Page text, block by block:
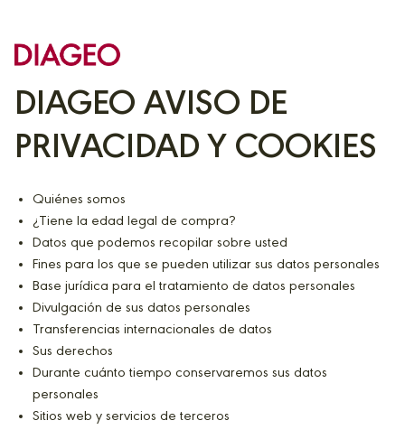
DIAGEO AVISO DE
PRIVACIDAD Y COOKIES
Quiénes somos
¿Tiene la edad legal de compra?
Datos que podemos recopilar sobre usted
Fines para los que se pueden utilizar sus datos personales
Base jurídica para el tratamiento de datos personales
Divulgación de sus datos personales
Transferencias internacionales de datos
Sus derechos
Durante cuánto tiempo conservaremos sus datos
personales
Sitios web y servicios de terceros